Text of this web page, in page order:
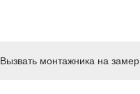
Вызвать монтажника на замер